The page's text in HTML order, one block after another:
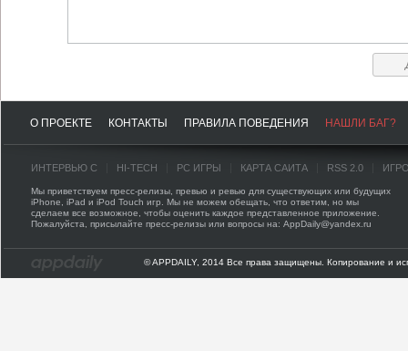
О ПРОЕКТЕ КОНТАКТЫ ПРАВИЛА ПОВЕДЕНИЯ НАШЛИ БАГ?
ИНТЕРВЬЮ С HI-TECH PC ИГРЫ КАРТА САЙТА RSS 2.0
Мы приветствуем пресс-релизы, превью и ревью для существующих или будущих
iPhone, iPad и iPod Touch игр. Мы не можем обещать, что ответим, но мы
сделаем все возможное, чтобы оценить каждое представленное приложение.
Пожалуйста, присылайте пресс-релизы или вопросы на: AppDaily@yandex.ru
© APPDAILY, 2014 Все права защищены. Копирование и